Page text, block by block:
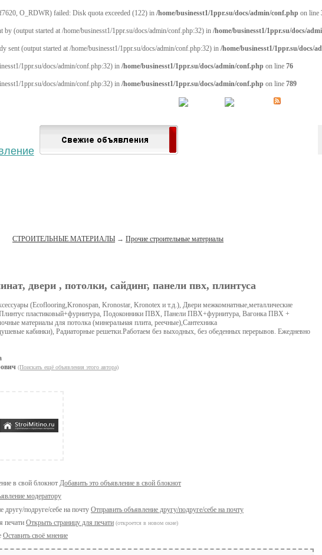
O_RDWR) failed: Disk quota exceeded (122) in /home/businesst1/1ppr.su/docs/admin/conf.php on line
by (output started at /home/businesst1/1ppr.su/docs/admin/conf.php:32) in /home/businesst1/1ppr.su/docs/
sent (output started at /home/businesst1/1ppr.su/docs/admin/conf.php:32) in /home/businesst1/1ppr.su/docs/
1ppr.su/docs/admin/conf.php:32) in /home/businesst1/1ppr.su/docs/admin/conf.php on line 76
1ppr.su/docs/admin/conf.php:32) in /home/businesst1/1ppr.su/docs/admin/conf.php on line 789
СТРОИТЕЛЬНЫЕ МАТЕРИАЛЫ →Прочие строительные материалы
двери , потолки, сайдинг, панели пвх, плинтуса
(Ecoflooring,Kronospan, Kronostar, Kronotex и т.д.), Двери межкомнатные,металлические
Плинтус пластиковый+фурнитура, Подоконники ПВХ, Панели ПВХ+фурнитура, Вагонка ПВХ +
материалы для потолка (минеральная плита, реечные),Сантехника
кабинки), Радиаторные решетки.Работаем без выходных, без обеденных перерывов. Ежедневно
(Поискать ещё объявления этого автора)
Добавить это объявление в свой блокнот
модератору
Отправить объявление другу/подруге/себе на почту
Открыть страницу для печати (откроется в новом окне)
Оставить своё мнение